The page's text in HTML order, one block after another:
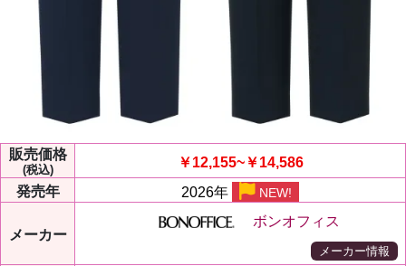
販売価格
(税込)
￥12,155~￥14,586
発売年
2026年 NEW!
メーカー
ボンオフィス
メーカー情報